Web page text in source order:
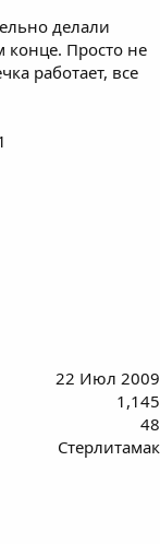
делали
конце. Просто не
работает, все
22 Июл 2009
1,145
48
Стерлитамак